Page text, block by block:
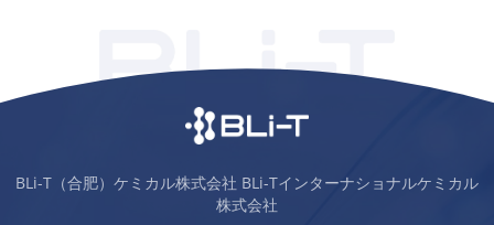
BLi-T（合肥）ケミカル株式会社 BLi-Tインターナショナルケミカル
株式会社